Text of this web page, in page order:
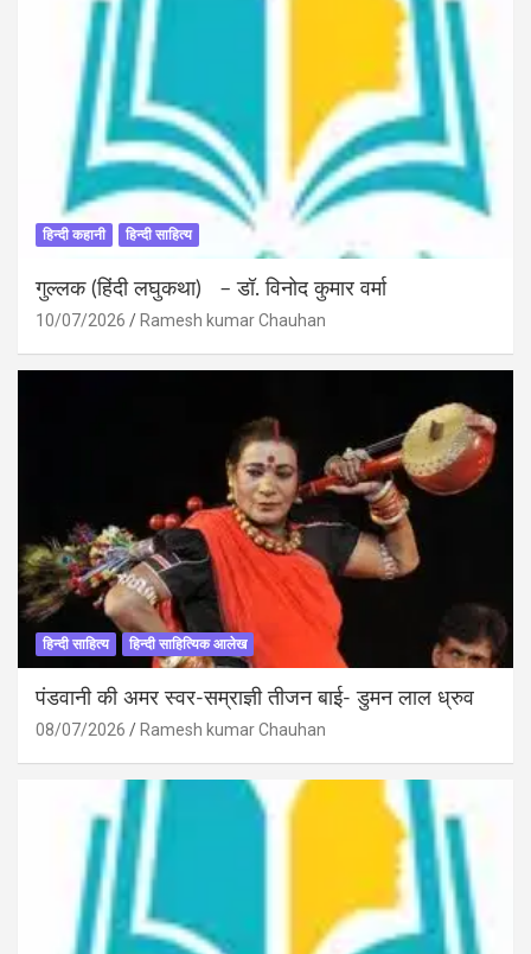
हिन्दी कहानी हिन्दी साहित्य
गुल्लक (हिंदी लघुकथा) – डॉ. विनोद कुमार वर्मा
10/07/2026 Ramesh kumar Chauhan
हिन्दी साहित्य हिन्दी साहित्यिक आलेख
पंडवानी की अमर स्वर-सम्राज्ञी तीजन बाई- डुमन लाल ध्रुव
08/07/2026 Ramesh kumar Chauhan